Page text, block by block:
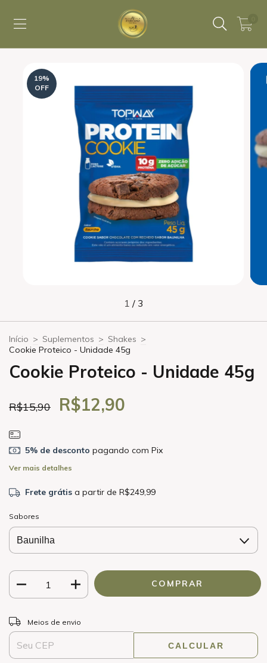
19%
OFF
1 / 3
Início > Suplementos > Shakes >
Cookie Proteico - Unidade 45g
Cookie Proteico - Unidade 45g
R$15,90 R$12,90
5% de desconto pagando com Pix
Ver mais detalhes
Frete grátis a partir de R$249,99
Sabores
Entregas para o CEP:
Meios de envio
CALCULAR